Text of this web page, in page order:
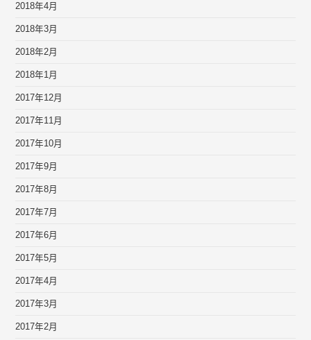
2018年4月
2018年3月
2018年2月
2018年1月
2017年12月
2017年11月
2017年10月
2017年9月
2017年8月
2017年7月
2017年6月
2017年5月
2017年4月
2017年3月
2017年2月